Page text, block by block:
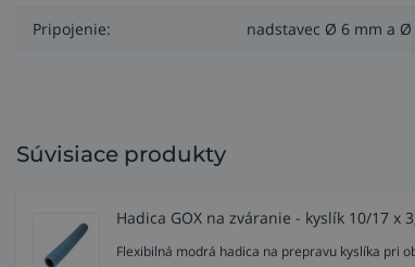
Pripojenie: nadstavec Ø 6 mm a Ø
Súvisiace produkty
Hadica GOX na zváranie - kyslík 10/17 x
Flexibilná modrá hadica na prepravu kyslíka pri